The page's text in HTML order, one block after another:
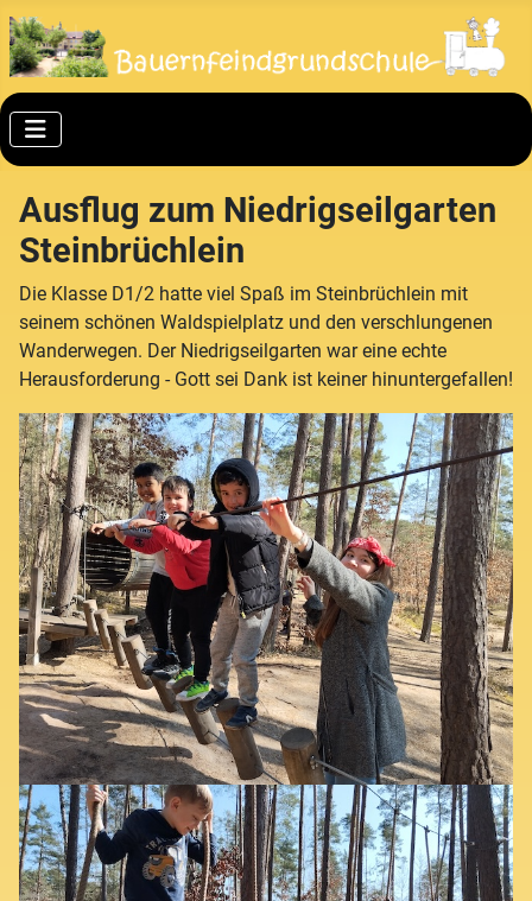
Ausflug zum Niedrigseilgarten
Steinbrüchlein
Die Klasse D1/2 hatte viel Spaß im Steinbrüchlein mit
seinem schönen Waldspielplatz und den verschlungenen
Wanderwegen. Der Niedrigseilgarten war eine echte
Herausforderung - Gott sei Dank ist keiner hinuntergefallen!